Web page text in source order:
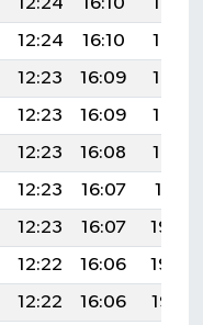
12:24 16:10
19:17
12:24 16:10
19:16
12:23 16:09
19:15
12:23 16:09
19:13
12:23 16:08
19:12
12:23 16:07
19:11
12:23 16:07
19:09
12:22 16:06
19:08
12:22 16:06
19:07